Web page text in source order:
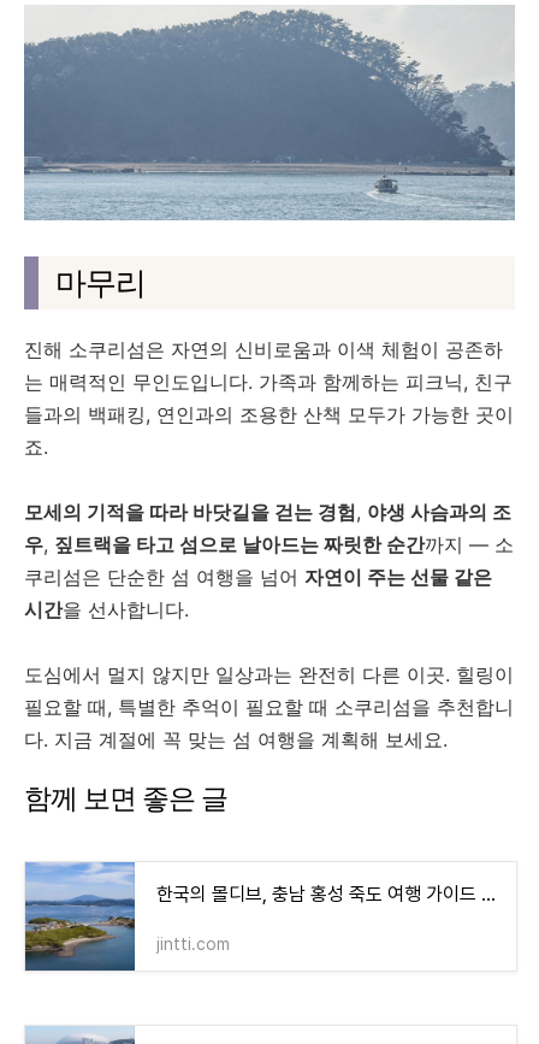
마무리
진해 소쿠리섬은 자연의 신비로움과 이색 체험이 공존하
는 매력적인 무인도입니다. 가족과 함께하는 피크닉, 친구
들과의 백패킹, 연인과의 조용한 산책 모두가 가능한 곳이
죠.
모세의 기적을 따라 바닷길을 걷는 경험, 야생 사슴과의 조
우, 짚트랙을 타고 섬으로 날아드는 짜릿한 순간까지 — 소
쿠리섬은 단순한 섬 여행을 넘어 자연이 주는 선물 같은
시간을 선사합니다.
도심에서 멀지 않지만 일상과는 완전히 다른 이곳. 힐링이
필요할 때, 특별한 추억이 필요할 때 소쿠리섬을 추천합니
다. 지금 계절에 꼭 맞는 섬 여행을 계획해 보세요.
함께 보면 좋은 글
한국의 몰디브, 충남 홍성 죽도 여행 가이드 (배편·민박·명소 총정리)
jintti.com